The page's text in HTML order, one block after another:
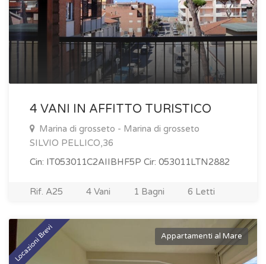
4 VANI IN AFFITTO TURISTICO
Marina di grosseto - Marina di grosseto
SILVIO PELLICO,36
Cin: IT053011C2AIIBHF5P Cir: 053011LTN2882
Rif. A25 4 Vani 1 Bagni 6 Letti
Locazioni Brevi Appartamenti al Mare